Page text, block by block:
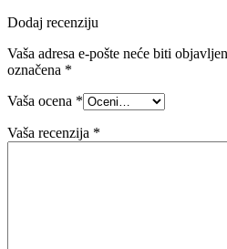
Dodaj recenziju
Vaša adresa e-pošte neće biti
označena *
Vaša ocena *
Vaša recenzija *